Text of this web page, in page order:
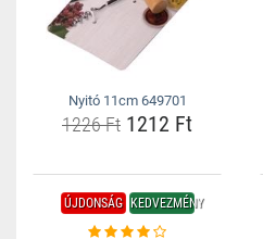
Nyitó 11cm 649701
1226 Ft 1212 Ft
ÚJDONSÁG KEDVEZMÉNY